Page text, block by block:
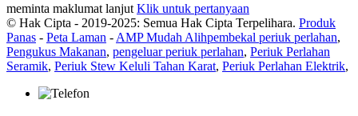
meminta maklumat lanjut Klik untuk pertanyaan
© Hak Cipta - 2019-2025: Semua Hak Cipta Terpelihara. Produk
Panas - Peta Laman - AMP Mudah Alihpembekal periuk perlahan,
Pengukus Makanan, pengeluar periuk perlahan, Periuk Perlahan
Seramik, Periuk Stew Keluli Tahan Karat, Periuk Perlahan Elektrik,